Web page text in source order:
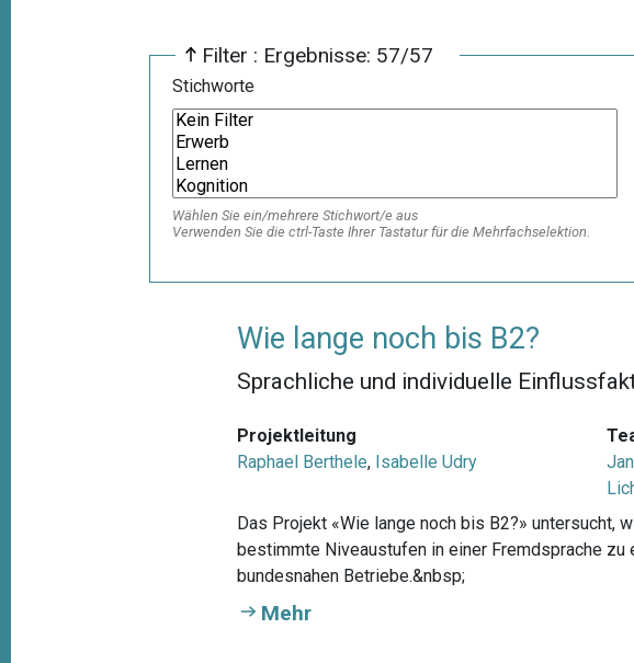
Filter : Ergebnisse: 57/57
Stichworte
Wählen Sie ein/mehrere Stichwort/e aus
Verwenden Sie die ctrl-Taste Ihrer Tastatur für die Mehrfachselektion.
Wie lange noch bis B2?
Sprachliche und individuelle
Projektleitung
Raphael Berthele, Isabelle Udry
Das Projekt «Wie lange noch bis B2?» untersucht,
bestimmte Niveaustufen in einer Fremdsprache
bundesnahen Betriebe.&nbsp;
Mehr